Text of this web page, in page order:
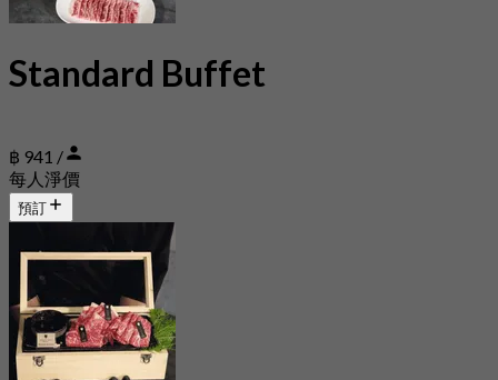
Standard Buffet
฿ 941 /
每人淨價
預訂